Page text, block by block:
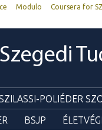
Modulo Coursera for
Szegedi
POLIÉDER
BSJP